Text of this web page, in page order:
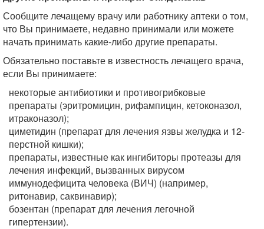
Сообщите лечащему врачу или работнику аптеки о том,
что Вы принимаете, недавно принимали или можете
начать принимать какие-либо другие препараты.
Обязательно поставьте в известность лечащего врача,
если Вы принимаете:
некоторые антибиотики и противогрибковые
препараты (эритромицин, рифампицин, кетоконазол,
итраконазол);
циметидин (препарат для лечения язвы желудка и 12-
перстной кишки);
препараты, известные как ингибиторы протеазы для
лечения инфекций, вызванных вирусом
иммунодефицита человека (ВИЧ) (например,
ритонавир, саквинавир);
бозентан (препарат для лечения легочной
гипертензии).